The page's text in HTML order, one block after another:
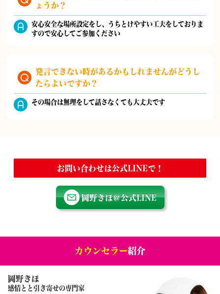
ょうか？
安心安全な場所設定をし、うちとけやすい工夫をしておりま
すので安心してご参加ください
発言できない時があるかもしれませんがどうし
たらよいですか？
その場合は無理をして話さなくても大丈夫です
お問い合わせは公式LINEで！
岡野きほ＠公式LINE
カウンセラー紹介
岡野きほ
感情とと引き寄せの専門家